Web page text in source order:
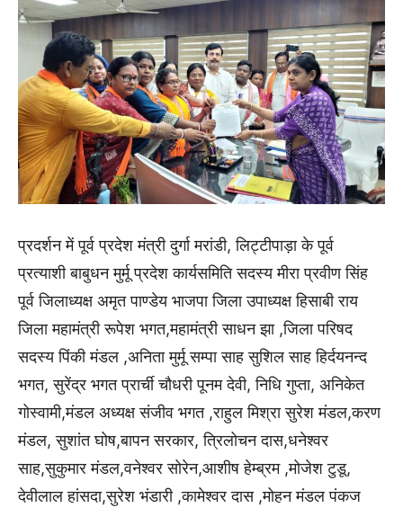
प्रदर्शन में पूर्व प्रदेश मंत्री दुर्गा मरांडी, लिट्टीपाड़ा के पूर्व
प्रत्याशी बाबुधन मुर्मू प्रदेश कार्यसमिति सदस्य मीरा प्रवीण सिंह
पूर्व जिलाध्यक्ष अमृत पाण्डेय भाजपा जिला उपाध्यक्ष हिसाबी राय
जिला महामंत्री रूपेश भगत,महामंत्री साधन झा ,जिला परिषद
सदस्य पिंकी मंडल ,अनिता मुर्मू सम्पा साह सुशिल साह हिर्दयनन्द
भगत, सुरेंद्र भगत प्रार्ची चौधरी पूनम देवी, निधि गुप्ता, अनिकेत
गोस्वामी,मंडल अध्यक्ष संजीव भगत ,राहुल मिश्रा सुरेश मंडल,करण
मंडल, सुशांत घोष,बापन सरकार, त्रिलोचन दास,धनेश्वर
साह,सुकुमार मंडल,वनेश्वर सोरेन,आशीष हेम्ब्रम ,मोजेश टुडू,
देवीलाल हांसदा,सुरेश भंडारी ,कामेश्वर दास ,मोहन मंडल पंकज